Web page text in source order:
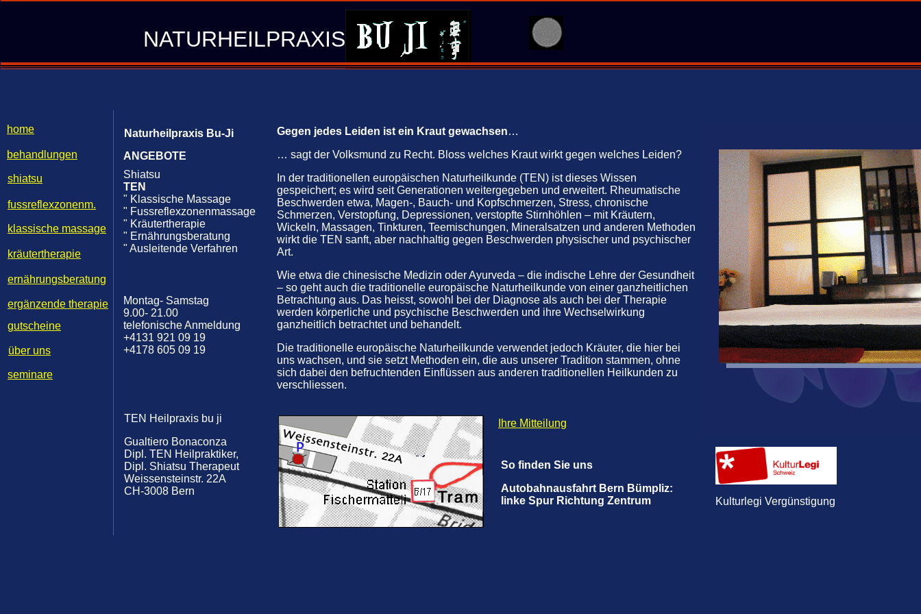
home
So finden Sie uns
Gegen jedes Leiden ist ein Kraut gewachsen…
… sagt der Volksmund zu Recht. Bloss welches Kraut wirkt gegen welches Leiden?
In der traditionellen europäischen Naturheilkunde (TEN) ist dieses Wissen
gespeichert; es wird seit Generationen weitergegeben und erweitert. Rheumatische
Beschwerden etwa, Magen-, Bauch- und Kopfschmerzen, Stress, chronische
Schmerzen, Verstopfung, Depressionen, verstopfte Stirnhöhlen – mit Kräutern,
Wickeln, Massagen, Tinkturen, Teemischungen, Mineralsatzen und anderen Methoden
wirkt die TEN sanft, aber nachhaltig gegen Beschwerden physischer und psychischer
Art.
Wie etwa die chinesische Medizin oder Ayurveda – die indische Lehre der Gesundheit
– so geht auch die traditionelle europäische Naturheilkunde von einer ganzheitlichen
Betrachtung aus. Das heisst, sowohl bei der Diagnose als auch bei der Therapie
werden körperliche und psychische Beschwerden und ihre Wechselwirkung
ganzheitlich betrachtet und behandelt.
Die traditionelle europäische Naturheilkunde verwendet jedoch Kräuter, die hier bei
uns wachsen, und sie setzt Methoden ein, die aus unserer Tradition stammen, ohne
sich dabei den befruchtenden Einflüssen aus anderen traditionellen Heilkunden zu
verschliessen.
Shiatsu
TEN
" Klassische Massage
" Fussreflexzonenmassage
" Kräutertherapie
" Ernährungsberatung
" Ausleitende Verfahren
Ihre Mitteilung
Montag- Samstag
9.00- 21.00
telefonische Anmeldung
+4131 921 09 19
+4178 605 09 19
behandlungen
shiatsu
fussreflexzonenm.
klassische massage
kräutertherapie
ernährungsberatung
ergänzende therapie
Autobahnausfahrt Bern Bümpliz:
linke Spur Richtung Zentrum
NATURHEILPRAXIS
Kulturlegi Vergünstigung
TEN Heilpraxis bu ji
Gualtiero Bonaconza
Dipl. TEN Heilpraktiker,
Dipl. Shiatsu Therapeut
Weissensteinstr. 22A
CH-3008 Bern
gutscheine
seminare
über uns
Naturheilpraxis Bu-Ji
ANGEBOTE